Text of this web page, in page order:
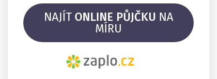
NAJÍT ONLINE PŮJČKU NA
MÍRU